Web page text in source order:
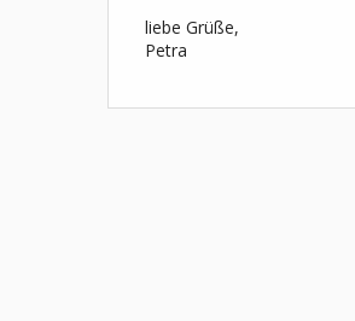
liebe Grüße,
Petra